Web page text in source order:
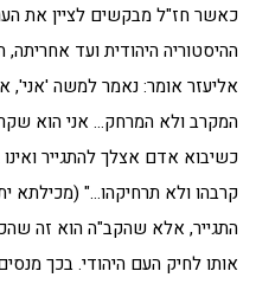
כאשר חז"ל מבקשים לציין את
ההיסטוריה היהודית ועד אחריתה,
אליעזר אומר: נאמר למשה 'אני',
המקרב ולא המרחק… אני הוא
כשיבוא אדם אצלך להתגייר
קרבהו ולא תרחיקהו…" (מכילתא
התגייר, אלא שהקב"ה הוא זה
אותו לחיק העם היהודי. בכך